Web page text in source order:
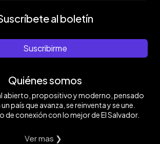
al boletín
Suscribirme
Quiénes somos
abierto, propositivo y moderno, pensado
país que avanza, se reinventa y se une.
de conexión con lo mejor de El Salvador.
Ver mas ❯